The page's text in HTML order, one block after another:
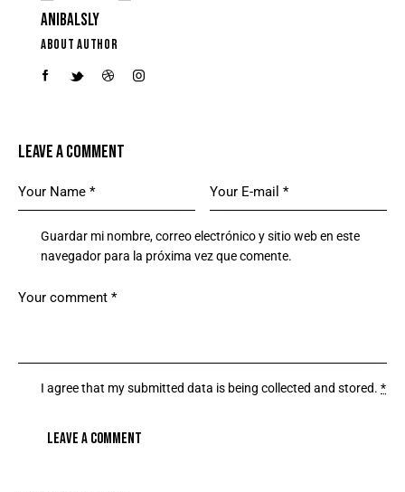
ANIBALSLY
ABOUT AUTHOR
LEAVE A COMMENT
Guardar mi nombre, correo electrónico y sitio web en este
navegador para la próxima vez que comente.
I agree that my submitted data is beingcollected and stored.*